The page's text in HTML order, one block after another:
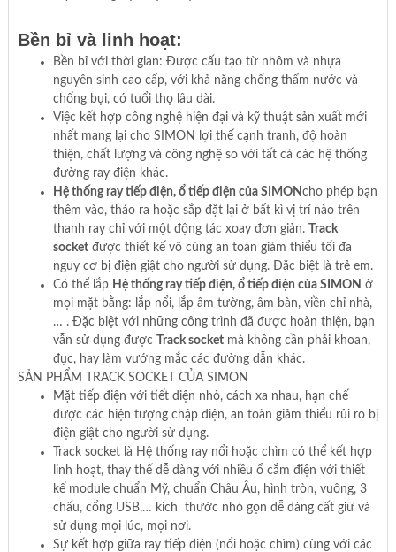
Bền bỉ và linh hoạt:
Bền bỉ với thời gian: Được cấu tạo từ nhôm và nhựa
nguyên sinh cao cấp, với khả năng chống thấm nước và
chống bụi, có tuổi thọ lâu dài.
Việc kết hợp công nghệ hiện đại và kỹ thuật sản xuất mới
nhất mang lại cho SIMON lợi thế cạnh tranh, độ hoàn
thiện, chất lượng và công nghệ so với tất cả các hệ thống
đường ray điện khác.
Hệ thống ray tiếp điện, ổ tiếp điện của SIMON cho phép bạn
thêm vào, tháo ra hoặc sắp đặt lại ở bất kì vị trí nào trên
thanh ray chỉ với một động tác xoay đơn giản. Track
socketđược thiết kế vô cùng an toàn giảm thiểu tối đa
nguy cơ bị điện giật cho người sử dụng. Đặc biệt là trẻ em.
Có thể lắp Hệ thống ray tiếp điện, ổ tiếp điện của SIMON ở
mọi mặt bằng: lắp nổi, lắp âm tường, âm bàn, viền chỉ nhà,
… . Đặc biệt với những công trình đã được hoàn thiện, bạn
vẫn sử dụng được Track socketmà không cần phải khoan,
đục, hay làm vướng mắc các đường dẫn khác.
SẢN PHẨM TRACK SOCKET CỦA SIMON
Mặt tiếp điện với tiết diện nhỏ, cách xa nhau, hạn chế
được các hiện tượng chập điện, an toàn giảm thiểu rủi ro bị
điện giật cho người sử dụng.
Track socket là Hệ thống ray nổi hoặc chìm có thể kết hợp
linh hoạt, thay thế dễ dàng với nhiều ổ cắm điện với thiết
kế module chuẩn Mỹ, chuẩn Châu Âu, hình tròn, vuông, 3
chấu, cổng USB,… kích thước nhỏ gọn dễ dàng cất giữ và
sử dụng mọi lúc, mọi nơi.
Sự kết hợp giữa ray tiếp điện (nổi hoặc chìm) cùng với các